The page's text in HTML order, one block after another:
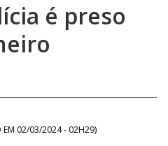
é preso
02/03/2024 - 02H29)